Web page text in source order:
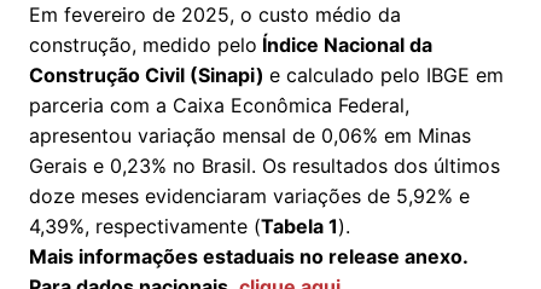
Em fevereiro de 2025, o custo médio da
construção, medido pelo Índice Nacional da
Construção Civil (Sinapi) e calculado pelo IBGE em
parceria com a Caixa Econômica Federal,
apresentou variação mensal de 0,06% em Minas
Gerais e 0,23% no Brasil. Os resultados dos últimos
doze meses evidenciaram variações de 5,92% e
4,39%, respectivamente (Tabela 1).
Mais informações estaduais no release anexo.